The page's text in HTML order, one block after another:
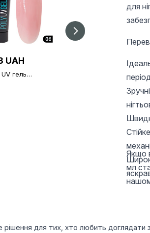
UAH
UV гель
База для гель-лаку
Rubber Base Coat
Without Chemicals 12
для
Якщо
мл
для тих, хто любить